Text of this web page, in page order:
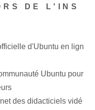
DE L'INS
d'Ubuntu en lign
Ubuntu pour
des didacticiels vidé